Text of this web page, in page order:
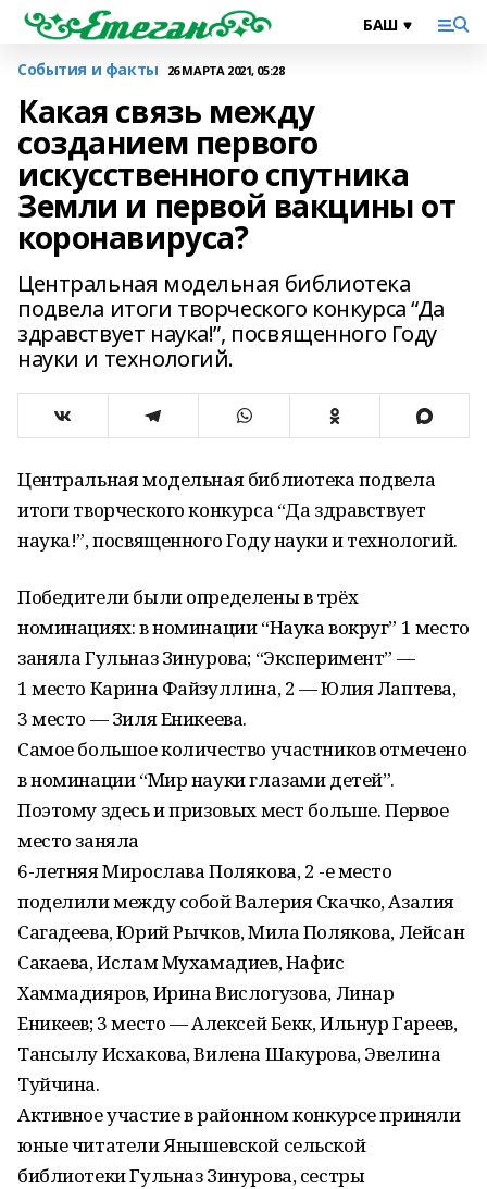
События и факты 26 МАРТА 2021, 05:28
Какая связь между
созданием первого
искусственного спутника
Земли и первой вакцины от
коронавируса?
Центральная модельная библиотека
подвела итоги творческого конкурса “Да
здравствует наука!”, посвященного Году
науки и технологий.
Центральная модельная библиотека подвела
итоги творческого конкурса “Да здравствует
наука!”, посвященного Году науки и технологий.
Победители были определены в трёх
номинациях: в номинации “Наука вокруг” 1 место
заняла Гульназ Зинурова; “Эксперимент” —
1 место Карина Файзуллина, 2 — Юлия Лаптева,
3 место — Зиля Еникеева.
Самое большое количество участников отмечено
в номинации “Мир науки глазами детей”.
Поэтому здесь и призовых мест больше. Первое
место заняла
6-летняя Мирослава Полякова, 2 -е место
поделили между собой Валерия Скачко, Азалия
Сагадеева, Юрий Рычков, Мила Полякова, Лейсан
Сакаева, Ислам Мухамадиев, Нафис
Хаммадияров, Ирина Вислогузова, Линар
Еникеев; 3 место — Алексей Бекк, Ильнур Гареев,
Тансылу Исхакова, Вилена Шакурова, Эвелина
Туйчина.
Активное участие в районном конкурсе приняли
юные читатели Янышевской сельской
библиотеки Гульназ Зинурова, сестры